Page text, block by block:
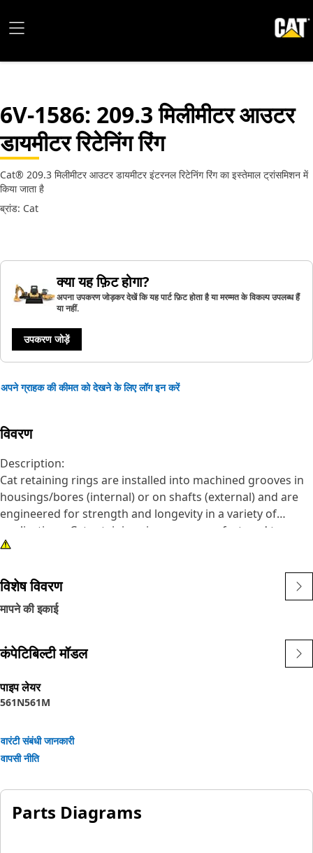
6V-1586: 209.3 मिलीमीटर आउटर
डायमीटर रिटेनिंग रिंग
Cat® 209.3 मिलीमीटर आउटर डायमीटर इंटरनल रिटेनिंग रिंग का इस्तेमाल ट्रांसमिशन में
किया जाता है
ब्रांड: Cat
क्या यह फ़िट होगा?
अपना उपकरण जोड़कर देखें कि यह पार्ट फ़िट होता है या मरम्मत के विकल्प उपलब्ध हैं
या नहीं.
उपकरण जोड़ें
अपने ग्राहक की कीमत को देखने के लिए लॉग इन करें
विवरण
Description:
Cat retaining rings are installed into machined grooves in
housings/bores (internal) or on shafts (external) and are
engineered for strength and longevity in a variety of
applications. Cat retaining rings are manufactured to
precise specifications and are built for durability, reliability,
to help you get more done. Retaining rings meet or
exceed, ANSI, ASTM and DIN requirements. Assembled to a
shaft or housing groove to retain a component or
विशेष विवरण
मापने की इकाई
कंपेटिबिल्टी मॉडल
पाइप लेयर
561N561M
वारंटी संबंधी जानकारी
वापसी नीति
Parts Diagrams